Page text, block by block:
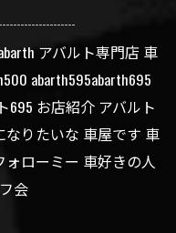
アバルト専門店 車
abarth595abarth695
695 お店紹介 アバルト
りたいな 車屋です 車
ローミー 車好きの人
会